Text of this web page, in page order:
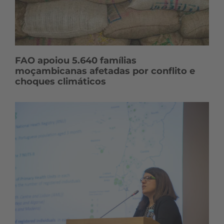
FAO apoiou 5.640 famílias
moçambicanas afetadas por conflito e
choques climáticos